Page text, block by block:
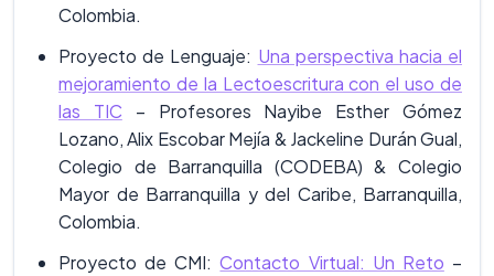
Colombia.
Proyecto de Lenguaje: Una perspectiva hacia el
mejoramiento de la Lectoescritura con el uso de
las TIC – Profesores Nayibe Esther Gómez
Lozano, Alix Escobar Mejía & Jackeline Durán Gual,
Colegio de Barranquilla (CODEBA) & Colegio
Mayor de Barranquilla y del Caribe, Barranquilla,
Colombia.
Proyecto de CMI:Contacto Virtual: Un Reto –